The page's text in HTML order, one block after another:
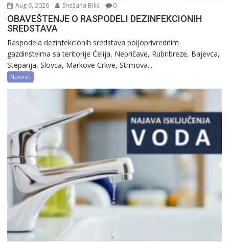
Aug 6, 2026 Snežana Bilić 0
OBAVEŠTENJE O RASPODELI DEZINFEKCIONIH
SREDSTAVA
Raspodela dezinfekcionih sredstava poljoprivrednim
gazdinstvima sa teritorije Ćelija, Nepričave, Rubribreze, Bajevca,
Stepanja, Slovca, Markove Crkve, Strmova...
Novosti